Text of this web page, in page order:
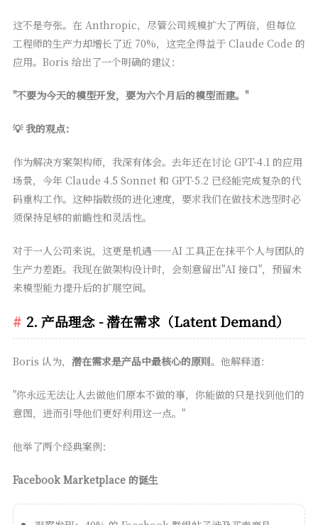
这不是夸张。在 Anthropic，尽管公司规模扩大了两倍，但每位
工程师的生产力却增长了近 70%，这完全得益于 Claude Code 的
应用。Boris 给出了一个明确的建议：
"不要为今天的模型开发，要为六个月后的模型而建。"
💡 我的观点：
作为解决方案架构师，我深有体会。去年还在讨论 GPT-4.1 的应用
场景，今年 Claude 4.5 Sonnet 和 GPT-5.2 已经能完成复杂的代
码重构工作。这种指数级的进化速度，要求我们在做技术选型时必
须保持足够的前瞻性和灵活性。
对于一人公司来说，这更是机遇——AI 工具正在抹平个人与团队的
生产力差距。我现在做架构设计时，会刻意留出"AI 接口"，预留未
来模型能力提升后的扩展空间。
2. 产品理念 - 潜在需求（Latent Demand）
Boris 认为， 潜在需求是产品中最核心的原则。他解释道：
"你永远无法让人去做他们原本不做的事，你能做的只是找到他们的
意图，进而引导他们更好利用这一点。"
他举了两个经典案例：
Facebook Marketplace 的诞生